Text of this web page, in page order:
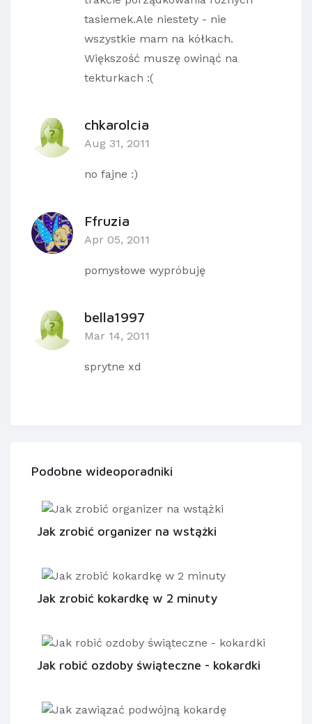
tasiemek.Ale niestety - nie
wszystkie mam na kółkach.
Większość muszę owinąć na
tekturkach :(
chkarolcia
Aug 31, 2011
no fajne :)
Ffruzia
Apr 05, 2011
pomysłowe wypróbuję
bella1997
Mar 14, 2011
sprytne xd
Podobne wideoporadniki
Jak zrobić organizer na wstążki
Jak zrobić kokardkę w 2 minuty
Jak robić ozdoby świąteczne - kokardki